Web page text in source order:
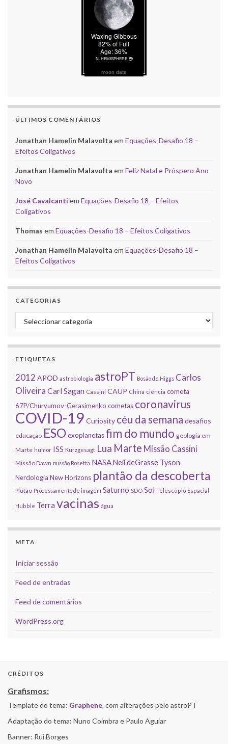
moon data
ÚLTIMOS COMENTÁRIOS
Jonathan Hamelin Malavolta em Equações-Desafio 18 –
Efeitos Coligativos
Jonathan Hamelin Malavolta em Feliz Natal e Próspero Ano
Novo
José Cavalcanti em Equações-Desafio 18 – Efeitos
Coligativos
Thomas em Equações-Desafio 18 – Efeitos Coligativos
Jonathan Hamelin Malavolta em Equações-Desafio 18 –
Efeitos Coligativos
CATEGORIAS
Categorias
ETIQUETAS
2012 APOD astrobiologia astroPT Bosão de Higgs Carlos
Oliveira Carl Sagan Cassini CAUP China ciência cometa
67P/Churyumov-Gerasimenko cometas coronavirus
COVID-19 Curiosity céu da semana desafios
educação ESOexoplanetasfim do mundo geologia em
Marte humor ISS Kurzgesagt Lua Marte Missão Cassini
Missão Dawn missão Rosetta NASANeil deGrasse Tyson
Nerdologia New Horizons plantão da descoberta
Plutão Processamento de imagem Saturno SDO Sol Telescópio Espacial
Hubble Terra vacinas água
META
Iniciar sessão
Feed de entradas
Feed de comentários
WordPress.org
CRÉDITOS
Grafismos:
Template do tema: Graphene, com alterações pelo astroPT
Adaptação do tema: Nuno Coimbra e Paulo Aguiar
Banner: Rui Borges